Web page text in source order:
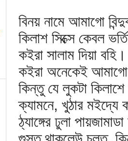
বিনয় নামে আমাগো
কিলাশ সিক্সে কেবল
কইরা সালাম দিয়া
কইরা অনেকেই
কিন্তু যে লুকটা
ক্যামনে, খুঠার মইদ্যে
ঠ্যাঙ্গের ঢুলা